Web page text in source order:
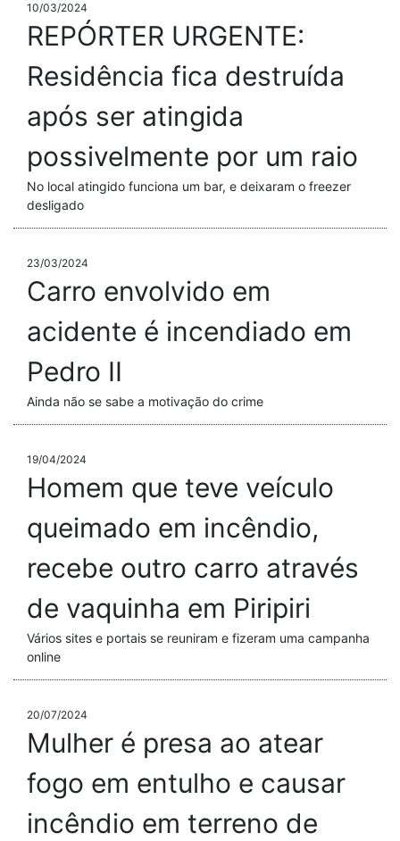
10/03/2024
REPÓRTER URGENTE:
Residência fica destruída
após ser atingida
possivelmente por um raio
No local atingido funciona um bar, e deixaram o freezer
desligado
23/03/2024
Carro envolvido em
acidente é incendiado em
Pedro II
Ainda não se sabe a motivação do crime
19/04/2024
Homem que teve veículo
queimado em incêndio,
recebe outro carro através
de vaquinha em Piripiri
Vários sites e portais se reuniram e fizeram uma campanha
online
20/07/2024
Mulher é presa ao atear
fogo em entulho e causar
incêndio em terreno de